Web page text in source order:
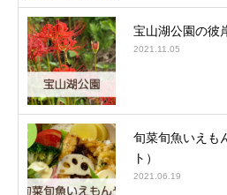
宝山湖公園の彼
2021.11.05
旬菜旬魚いえも
ト）
2021.06.19